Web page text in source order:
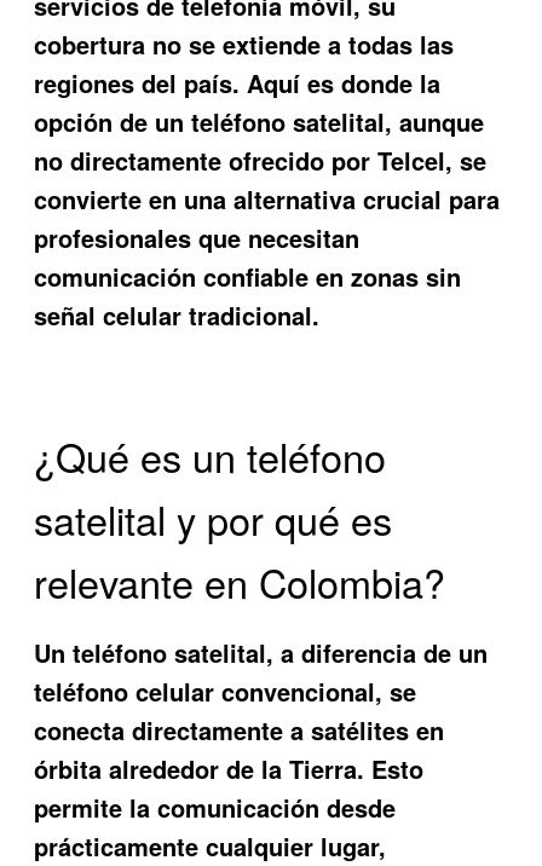
cobertura no se extiende a todas las
regiones del país. Aquí es donde la
opción de un teléfono satelital, aunque
no directamente ofrecido por Telcel, se
convierte en una alternativa crucial para
profesionales que necesitan
comunicación confiable en zonas sin
señal celular tradicional.
¿Qué es un teléfono
satelital y por qué es
relevante en Colombia?
Un teléfono satelital, a diferencia de un
teléfono celular convencional, se
conecta directamente a satélites en
órbita alrededor de la Tierra. Esto
permite la comunicación desde
prácticamente cualquier lugar,